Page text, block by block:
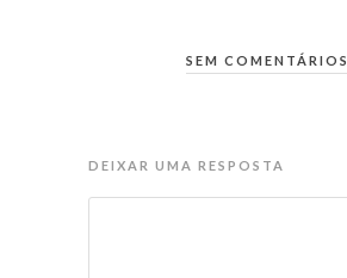
SEM COMENTÁRIOS
DEIXAR UMA RESPOSTA